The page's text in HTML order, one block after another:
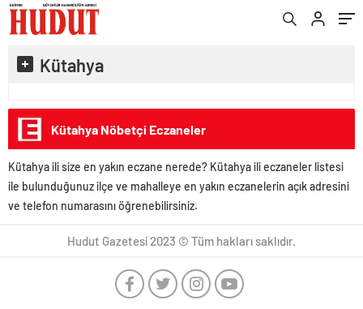
Kütahya
Kütahya Nöbetçi Eczaneler
Kütahya ili size en yakın eczane nerede? Kütahya ili eczaneler listesi
ile bulunduğunuz ilçe ve mahalleye en yakın eczanelerin açık adresini
ve telefon numarasını öğrenebilirsiniz.
Hudut Gazetesi 2023 © Tüm hakları saklıdır.